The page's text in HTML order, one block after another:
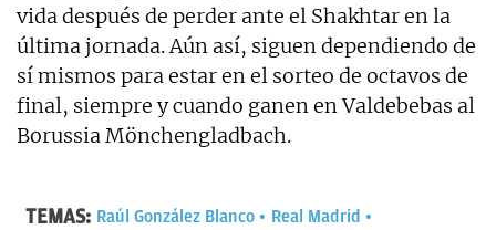
vida después de perder ante el Shakhtar en la
última jornada. Aún así, siguen dependiendo de
sí mismos para estar en el sorteo de octavos de
final, siempre y cuando ganen en Valdebebas al
Borussia Mönchengladbach.
TEMAS: Raúl González Blanco
Real Madrid